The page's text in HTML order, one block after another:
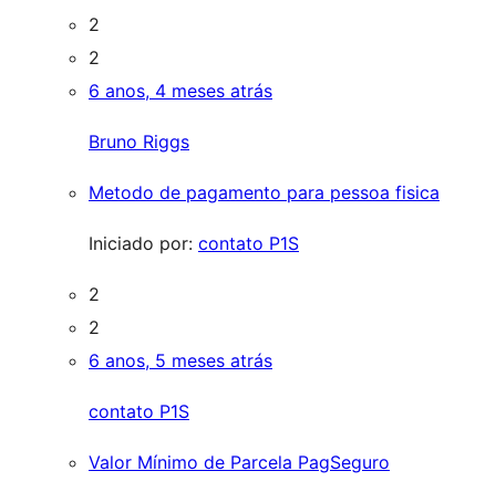
2
2
6 anos, 4 meses atrás
Bruno Riggs
Metodo de pagamento para pessoa fisica
Iniciado por: contato P1S
2
2
6 anos, 5 meses atrás
contato P1S
Valor Mínimo de Parcela PagSeguro